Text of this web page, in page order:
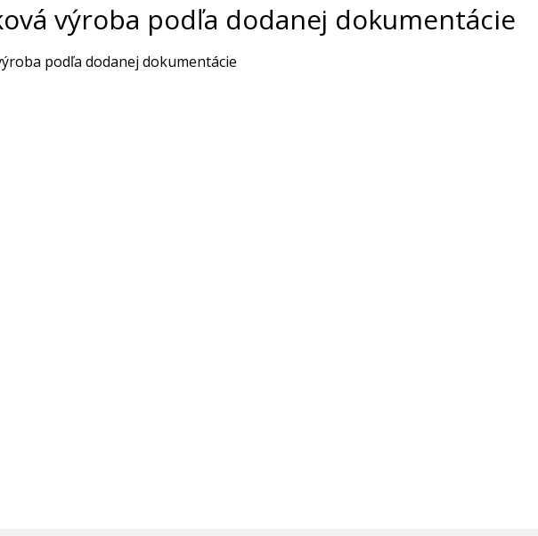
výroba podľa dodanej dokumentácie
podľa dodanej dokumentácie